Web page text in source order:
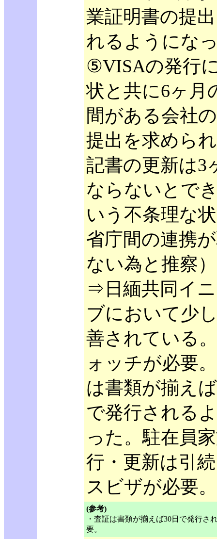
業証明書の提
れるようにな
⑤VISAの発行
状と共に6ヶ月
間がある会社
提出を求めら
記書の更新は3
ならないとで
いう不条理な
省庁間の連携
ない為と推察
⇒日緬共同イ
ブにおいて少
善されている
ォッチが必要
は書類が揃え
で発行される
った。駐在員
行・更新は引
スビザが必要。
(参考)
・査証は書類が揃えば30日で発行
要。